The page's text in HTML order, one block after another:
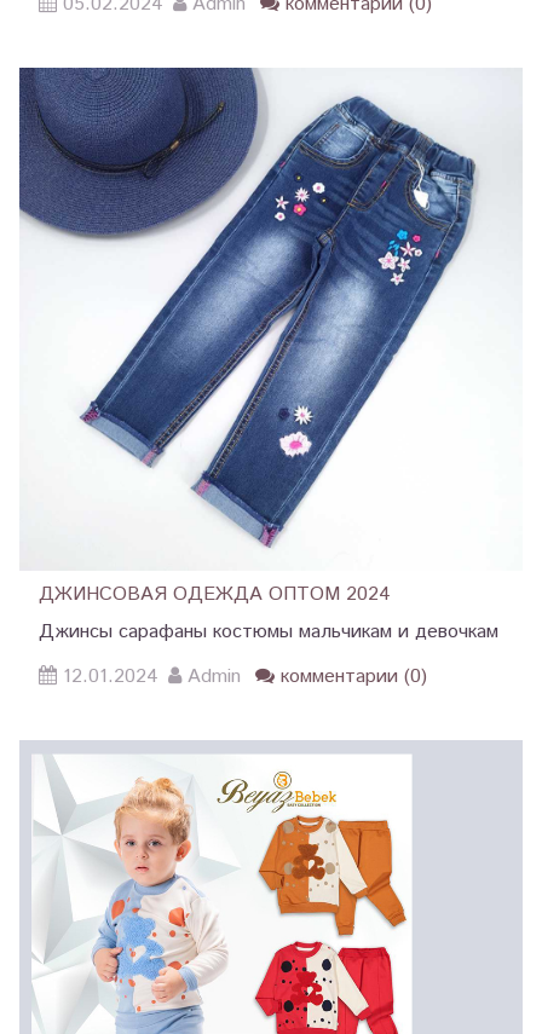
ДЖИНСОВАЯ ОДЕЖДА ОПТОМ 2024
Джинсы сарафаны костюмы мальчикам и девочкам
12.01.2024
Admin комментарии (0)